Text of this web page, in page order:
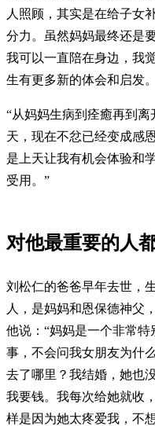
人照顾，其实是在给子女
分力。虽然妈妈最终还是
我可以一直陪在身边，我
生有更多新的体会和启发。
“从妈妈生病到痊癒再到
天，现在不忿已经变成感
是上天让我有机会体验和
受用。”
对他最重要的人
刘松仁的爸爸早年去世，
人，是妈妈和恩保德神父
他说：“妈妈是一个非常
事，不会问我女朋友为什
去了哪里？我结婚，她也
我要钱。我每次给她就收
样是因为她太疼爱我，不